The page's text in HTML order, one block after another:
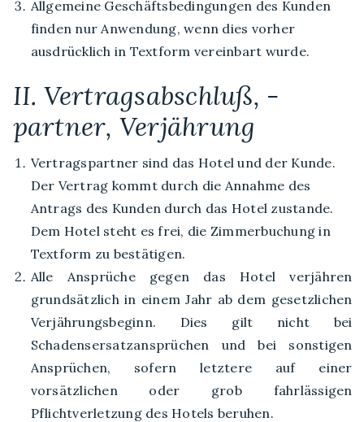
Allgemeine Geschäftsbedingungen des Kunden
finden nur Anwendung, wenn dies vorher
ausdrücklich in Textform vereinbart wurde.
II. Vertragsabschluß, -
partner, Verjährung
Vertragspartner sind das Hotel und der Kunde.
Der Vertrag kommt durch die Annahme des
Antrags des Kunden durch das Hotel zustande.
Dem Hotel steht es frei, die Zimmerbuchung in
Textform zu bestätigen.
Alle Ansprüche gegen das Hotel verjähren
grundsätzlich in einem Jahr ab dem gesetzlichen
Verjährungsbeginn. Dies gilt nicht bei
Schadensersatzansprüchen und bei sonstigen
Ansprüchen, sofern letztere auf einer
vorsätzlichen oder grob fahrlässigen
Pflichtverletzung des Hotels beruhen.